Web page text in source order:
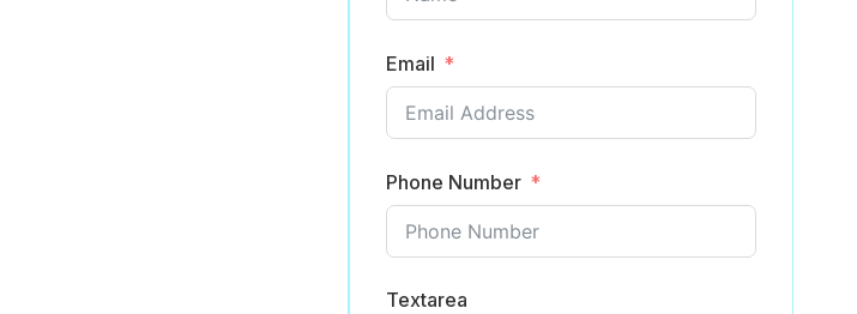
Email
Phone Number
Textarea